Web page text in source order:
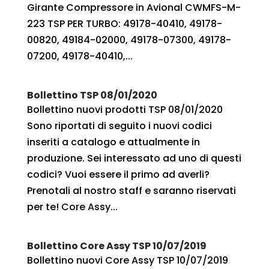
Girante Compressore in Avional CWMFS-M-
223 TSP PER TURBO: 49178-40410, 49178-
00820, 49184-02000, 49178-07300, 49178-
07200, 49178-40410,...
Bollettino TSP 08/01/2020
Bollettino nuovi prodotti TSP 08/01/2020
Sono riportati di seguito i nuovi codici
inseriti a catalogo e attualmente in
produzione. Sei interessato ad uno di questi
codici? Vuoi essere il primo ad averli?
Prenotali al nostro staff e saranno riservati
per te! Core Assy...
Bollettino Core Assy TSP 10/07/2019
Bollettino nuovi Core Assy TSP 10/07/2019